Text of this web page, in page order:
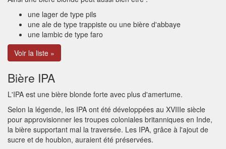
une lager de type pils
une ale de type trappiste ou une bière d'abbaye
une lambic de type faro
Voir la liste »
Bière IPA
L'IPA est une bière blonde forte avec plus d'amertume.
Selon la légende, les IPA ont été développées au XVIIIe siècle
pour approvisionner les troupes coloniales britanniques en Inde,
la bière supportant mal la traversée. Les IPA, grâce à l'ajout de
sucre et de houblon, auraient été préservées.